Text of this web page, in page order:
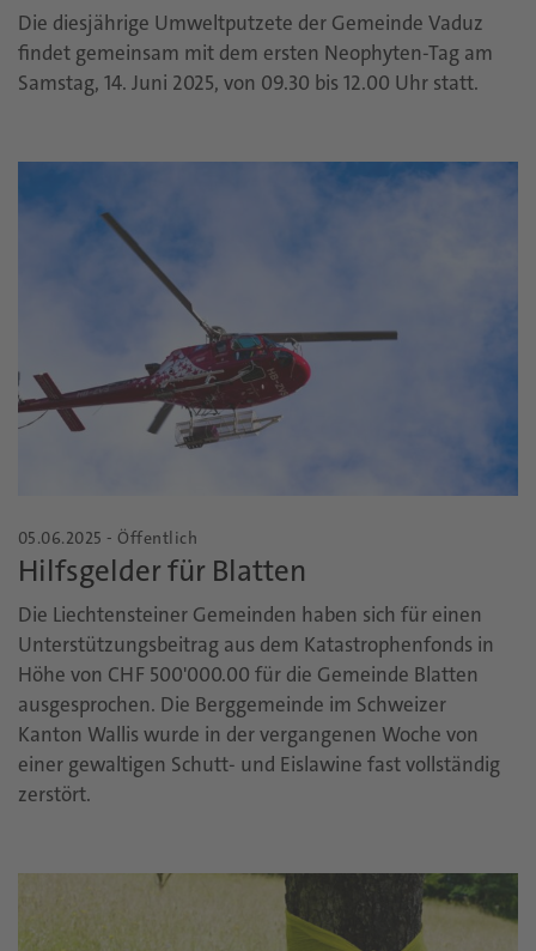
Die diesjährige Umweltputzete der Gemeinde Vaduz
findet gemeinsam mit dem ersten Neophyten-Tag am
Samstag, 14. Juni 2025, von 09.30 bis 12.00 Uhr statt.
05.06.2025 - Öffentlich
Hilfsgelder für Blatten
Die Liechtensteiner Gemeinden haben sich für einen
Unterstützungsbeitrag aus dem Katastrophenfonds in
Höhe von CHF 500'000.00 für die Gemeinde Blatten
ausgesprochen. Die Berggemeinde im Schweizer
Kanton Wallis wurde in der vergangenen Woche von
einer gewaltigen Schutt- und Eislawine fast vollständig
zerstört.